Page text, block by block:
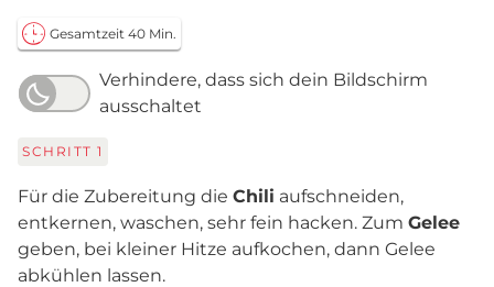
Gesamtzeit 40 Min.
Verhindere, dass sich dein Bildschirm
ausschaltet
SCHRITT 1
Für die Zubereitung die Chili aufschneiden,
entkernen, waschen, sehr fein hacken. Zum Gelee
geben, bei kleiner Hitze aufkochen, dann Gelee
abkühlen lassen.